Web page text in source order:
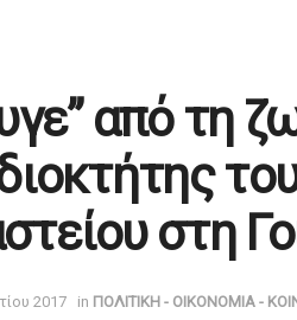
από τη
στη
2017 in ΠΟΛΙΤΙΚΗ - ΟΙΚΟΝΟΜΙΑ -